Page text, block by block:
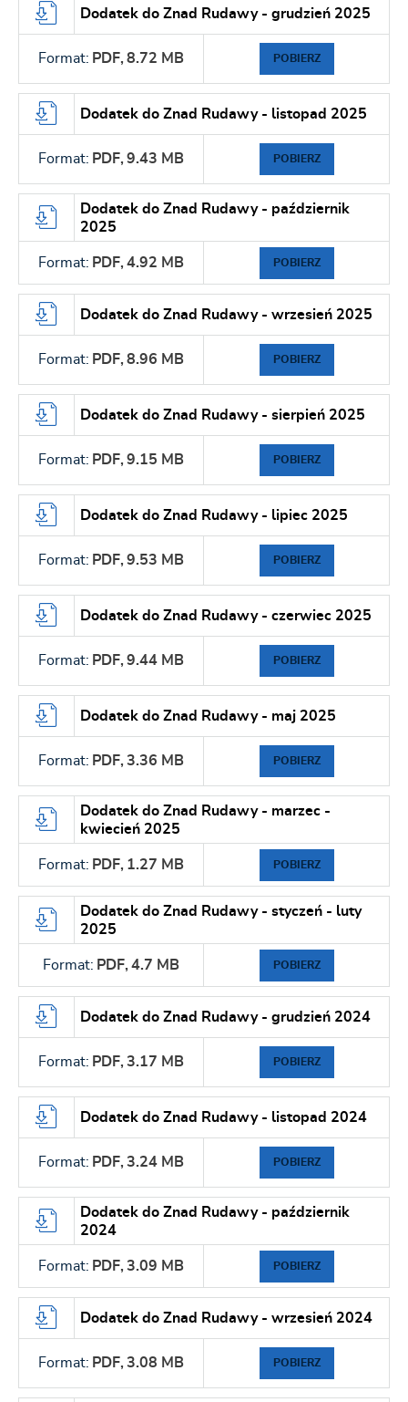
Dodatek do Znad Rudawy - grudzień 2025
Format: PDF, 8.72 MB POBIERZ
Dodatek do Znad Rudawy - listopad 2025
Format: PDF, 9.43 MB POBIERZ
Dodatek do Znad Rudawy - październik
2025
Format: PDF, 4.92 MB POBIERZ
Dodatek do Znad Rudawy - wrzesień 2025
Format: PDF, 8.96 MB POBIERZ
Dodatek do Znad Rudawy - sierpień 2025
Format: PDF, 9.15 MB POBIERZ
Dodatek do Znad Rudawy - lipiec 2025
Format: PDF, 9.53 MB POBIERZ
Dodatek do Znad Rudawy - czerwiec 2025
Format: PDF, 9.44 MB POBIERZ
Dodatek do Znad Rudawy - maj 2025
Format: PDF, 3.36 MB POBIERZ
Dodatek do Znad Rudawy - marzec -
kwiecień 2025
Format: PDF, 1.27 MB POBIERZ
Dodatek do Znad Rudawy - styczeń - luty
2025
Format: PDF, 4.7 MB POBIERZ
Dodatek do Znad Rudawy - grudzień 2024
Format: PDF, 3.17 MB POBIERZ
Dodatek do Znad Rudawy - listopad 2024
Format: PDF, 3.24 MB POBIERZ
Dodatek do Znad Rudawy - październik
2024
Format: PDF, 3.09 MB POBIERZ
Dodatek do Znad Rudawy - wrzesień 2024
Format: PDF, 3.08 MB POBIERZ